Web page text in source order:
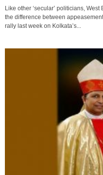
Like other ‘secular’ politicians,
the difference between
rally last week on Kolkata’s...